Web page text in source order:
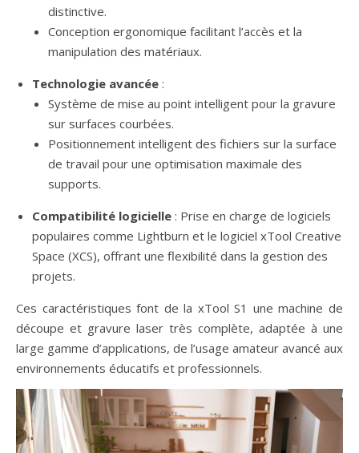
distinctive.
Conception ergonomique facilitant l’accès et la
manipulation des matériaux.
Technologie avancée :
Système de mise au point intelligent pour la gravure
sur surfaces courbées.
Positionnement intelligent des fichiers sur la surface
de travail pour une optimisation maximale des
supports.
Compatibilité logicielle : Prise en charge de logiciels
populaires comme Lightburn et le logiciel xTool Creative
Space (XCS), offrant une flexibilité dans la gestion des
projets.
Ces caractéristiques font de la xTool S1 une machine de
découpe et gravure laser très complète, adaptée à une
large gamme d’applications, de l’usage amateur avancé aux
environnements éducatifs et professionnels.